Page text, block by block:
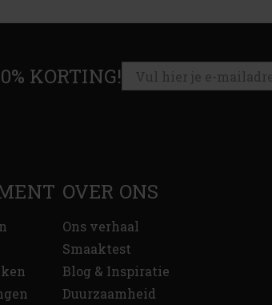
KORTING!
OVER ONS
Ons verhaal
Smaaktest
Blog & Inspiratie
Duurzaamheid